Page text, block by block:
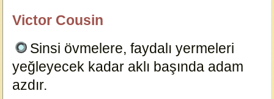
Victor Cousin
Sinsi övmelere, faydalı yermeleri
yeğleyecek kadar aklı başında adam
azdır.